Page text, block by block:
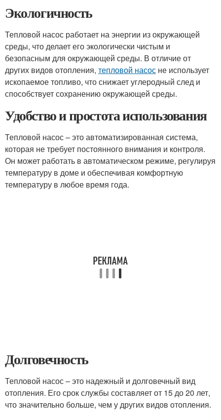
Экологичность
Тепловой насос работает на энергии из окружающей
среды, что делает его экологически чистым и
безопасным для окружающей среды. В отличие от
других видов отопления, тепловой насос не использует
ископаемое топливо, что снижает углеродный след и
способствует сохранению окружающей среды.
Удобство и простота использования
Тепловой насос – это автоматизированная система,
которая не требует постоянного внимания и контроля.
Он может работать в автоматическом режиме, регулируя
температуру в доме и обеспечивая комфортную
температуру в любое время года.
Долговечность
Тепловой насос – это надежный и долговечный вид
отопления. Его срок службы составляет от 15 до 20 лет,
что значительно больше, чем у других видов отопления.